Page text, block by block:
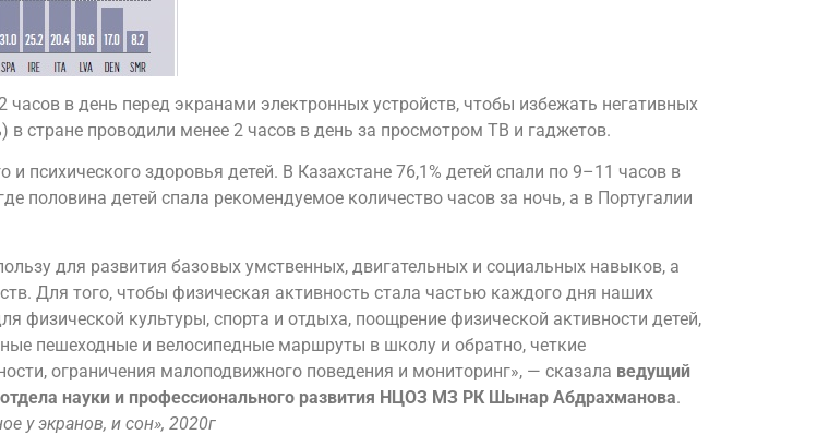
в день перед экранами электронных устройств, чтобы избежать негативных
стране проводили менее 2 часов в день за просмотром ТВ и гаджетов.
психического здоровья детей. В Казахстане 76,1% детей спали по 9–11 часов в
половина детей спала рекомендуемое количество часов за ночь, а в Португалии
для развития базовых умственных, двигательных и социальных навыков, а
Для того, чтобы физическая активность стала частью каждого дня наших
физической культуры, спорта и отдыха, поощрение физической активности детей,
пешеходные и велосипедные маршруты в школу и обратно, четкие
ограничения малоподвижного поведения и мониторинг», — сказала ведущий
отдела науки и профессионального развития НЦОЗ МЗ РК Шынар Абдрахманова.
у экранов, и сон», 2020г